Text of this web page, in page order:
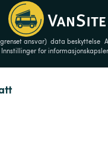
ansvar) data beskyttelse
Innstillinger for informasjonskapsler